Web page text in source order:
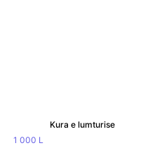
Kura e lumturise
1 000 L